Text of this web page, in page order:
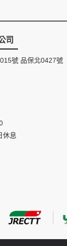
司
號 品保北0427號
休息